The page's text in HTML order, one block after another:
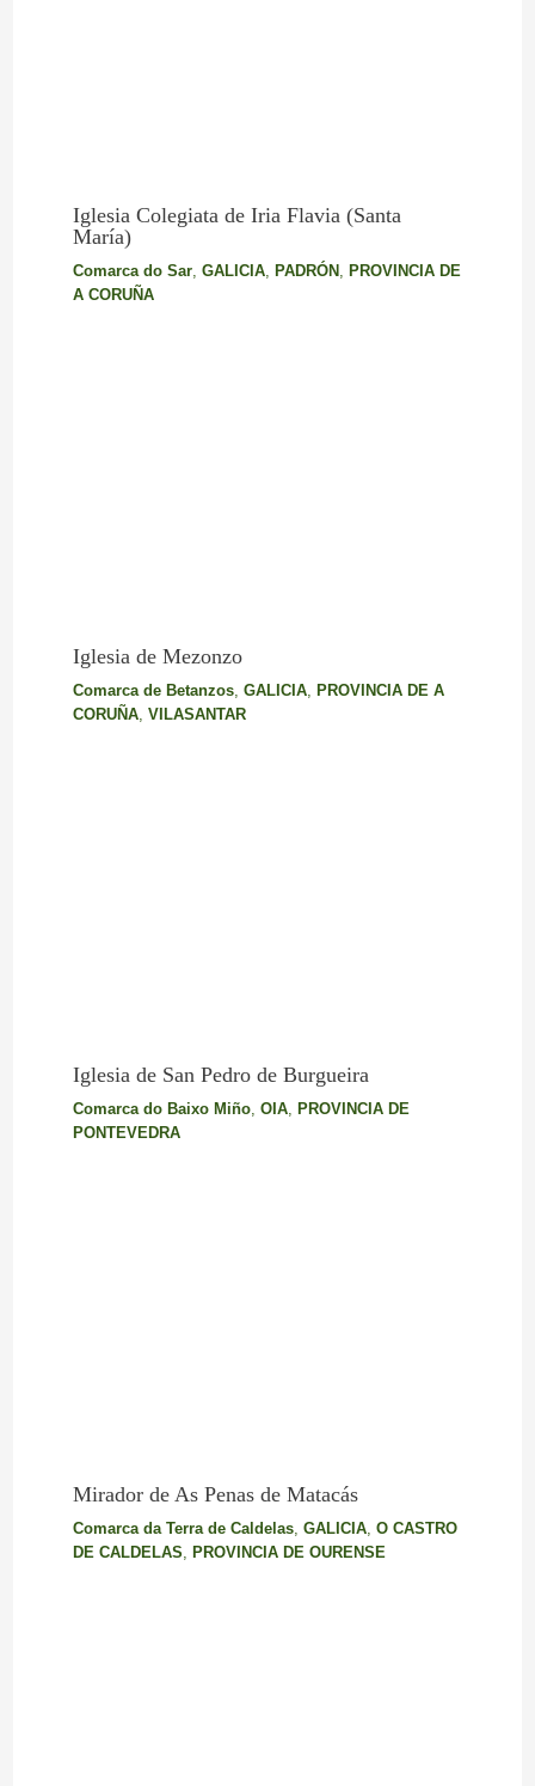
Iglesia Colegiata de Iria Flavia (Santa
María)
Comarca do Sar, GALICIA, PADRÓN , PROVINCIA DE
A CORUÑA
Iglesia de Mezonzo
Comarca de Betanzos, GALICIA, PROVINCIA DE A
CORUÑA, VILASANTAR
Iglesia de San Pedro de Burgueira
Comarca do Baixo Miño, OIA, PROVINCIA DE
PONTEVEDRA
Mirador de As Penas de Matacás
Comarca da Terra de Caldelas, GALICIA, O CASTRO
DE CALDELAS
PROVINCIA DE OURENSE